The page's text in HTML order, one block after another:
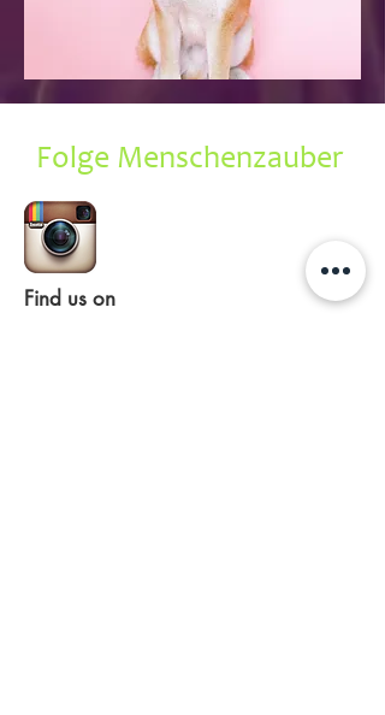
Folge Menschenzauber
Find us on